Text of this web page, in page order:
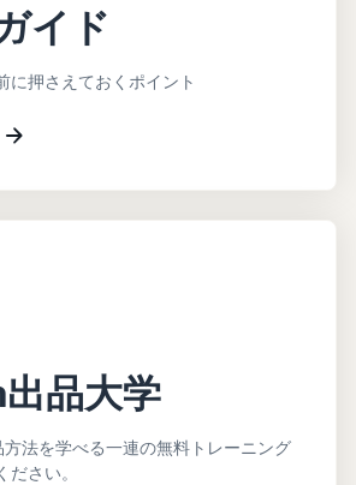
イド
に押さえておくポイント
出品大学
法を学べる一連の無料トレーニング
さい。